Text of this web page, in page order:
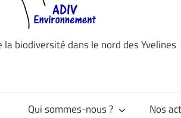
la biodiversité dans le nord des Yvelines
Qui sommes-nous ? Nos